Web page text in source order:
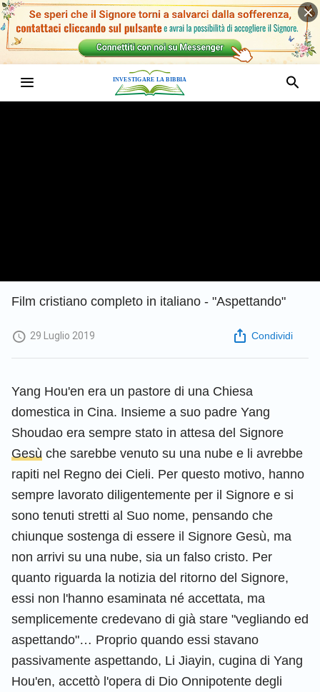
Film cristiano completo in italiano - "Aspettando"
29 Luglio 2019 Condividi
Yang Hou'en era un pastore di una Chiesa
domestica in Cina. Insieme a suo padre Yang
Shoudao era sempre stato in attesa del Signore
Gesù che sarebbe venuto su una nube e li avrebbe
rapiti nel Regno dei Cieli. Per questo motivo, hanno
sempre lavorato diligentemente per il Signore e si
sono tenuti stretti al Suo nome, pensando che
chiunque sostenga di essere il Signore Gesù, ma
non arrivi su una nube, sia un falso cristo. Per
quanto riguarda la notizia del ritorno del Signore,
essi non l'hanno esaminata né accettata, ma
semplicemente credevano di già stare "vegliando ed
aspettando"… Proprio quando essi stavano
passivamente aspettando, Li Jiayin, cugina di Yang
Hou'en, accettò l'opera di Dio Onnipotente degli